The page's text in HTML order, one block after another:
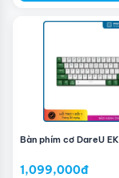
Led
Vì hướng đến
giản, vừa tiết
thời tiết kiệm
Bàn phím cơ DareU
1,099,000đ